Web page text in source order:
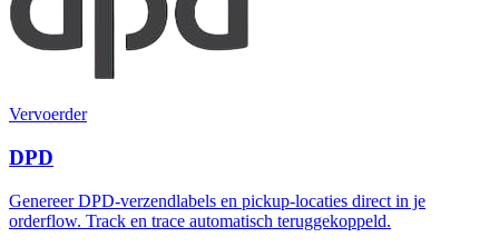
Vervoerder
DPD
Genereer DPD-verzendlabels en pickup-locaties direct in je
orderflow. Track en trace automatisch teruggekoppeld.